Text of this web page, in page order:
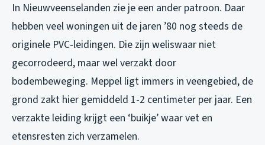
In Nieuwveenselanden zie je een ander patroon. Daar
hebben veel woningen uit de jaren ’80 nog steeds de
originele PVC-leidingen. Die zijn weliswaar niet
gecorrodeerd, maar wel verzakt door
bodembeweging. Meppel ligt immers in veengebied, de
grond zakt hier gemiddeld 1-2 centimeter per jaar. Een
verzakte leiding krijgt een ‘buikje’ waar vet en
etensresten zich verzamelen.